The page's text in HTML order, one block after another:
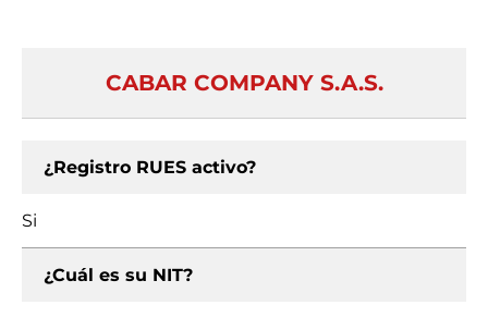
CABAR COMPANY S.A.S.
¿Registro RUES activo?
Si
¿Cuál es su NIT?